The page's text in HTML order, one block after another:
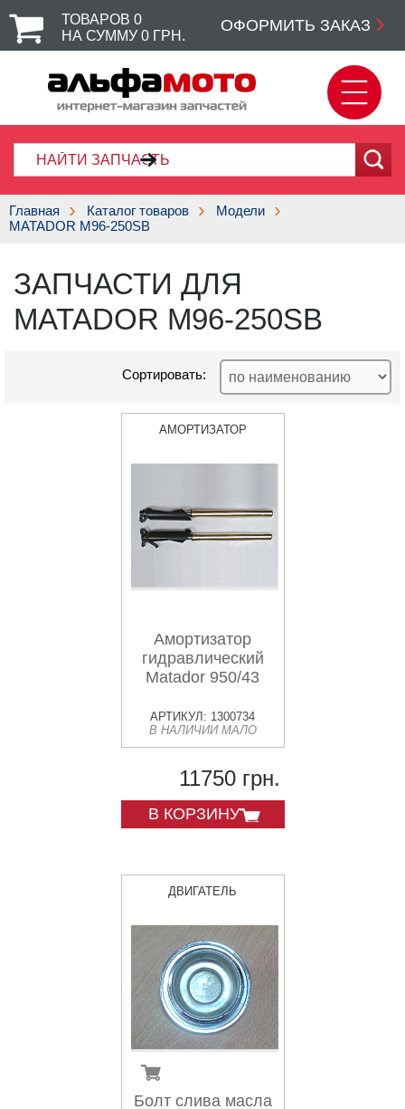
ТОВАРОВ 0
НА СУММУ 0 ГРН.
ОФОРМИТЬ ЗАКАЗ
Главная Каталог товаров
Модели
MATADOR M96-250SB
ЗАПЧАСТИ ДЛЯ
MATADOR M96-250SB
Сортировать:
АМОРТИЗАТОР
Амортизатор
гидравлический
Matador 950/43
АРТИКУЛ: 1300734
В НАЛИЧИИ МАЛО
11750 грн.
В КОРЗИНУ
ДВИГАТЕЛЬ
Болт слива масла